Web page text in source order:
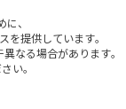
、
を提供しています。
なる場合があります。
い。